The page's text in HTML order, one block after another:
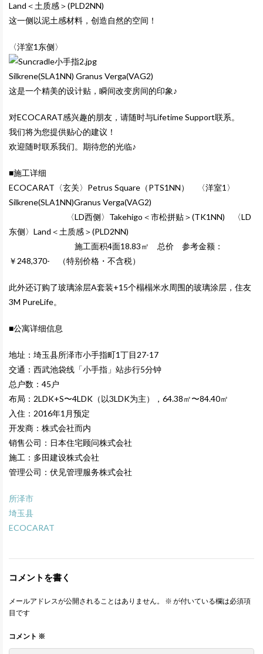
Land＜土质感＞(PLD2NN)
这一侧以泥土感材料，创造自然的空间！
〈洋室1东侧〉
Silkrene(SLA1NN) Granus Verga(VAG2)
这是一个精美的设计贴，瞬间改变房间的印象♪
对ECOCARAT感兴趣的朋友，请随时与Lifetime Support联系。
我们将为您提供贴心的建议！
欢迎随时联系我们。期待您的光临♪
■施工详细
ECOCARAT〈玄关〉Petrus Square（PTS1NN） 〈洋室1〉
Silkrene(SLA1NN)Granus Verga(VAG2)
〈LD西侧〉Takehigo＜市松拼贴＞(TK1NN) 〈LD
东侧〉Land＜土质感＞(PLD2NN)
施工面积4面18.83㎡ 总价 参考金额：
￥248,370- （特别价格・不含税）
此外还订购了玻璃涂层A套装+15个榻榻米水周围的玻璃涂层，住友
3M PureLife。
■公寓详细信息
地址：埼玉县所泽市小手指町1丁目27-17
交通：西武池袋线「小手指」站步行5分钟
总户数：45户
布局：2LDK+S〜4LDK（以3LDK为主），64.38㎡〜84.40㎡
入住：2016年1月预定
开发商：株式会社而内
销售公司：日本住宅顾问株式会社
施工：多田建设株式会社
管理公司：伏见管理服务株式会社
所泽市
埼玉县
ECOCARAT
コメントを書く
メールアドレスが公開されることはありません。 ※ が付いている欄は必須項
目です
コメント ※